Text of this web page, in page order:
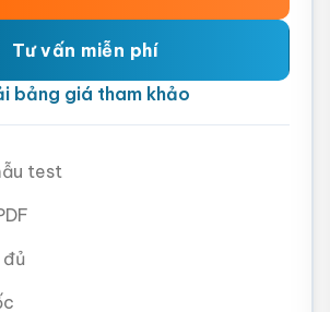
Tư vấn miễn phí
bảng giá tham khảo
test
đủ